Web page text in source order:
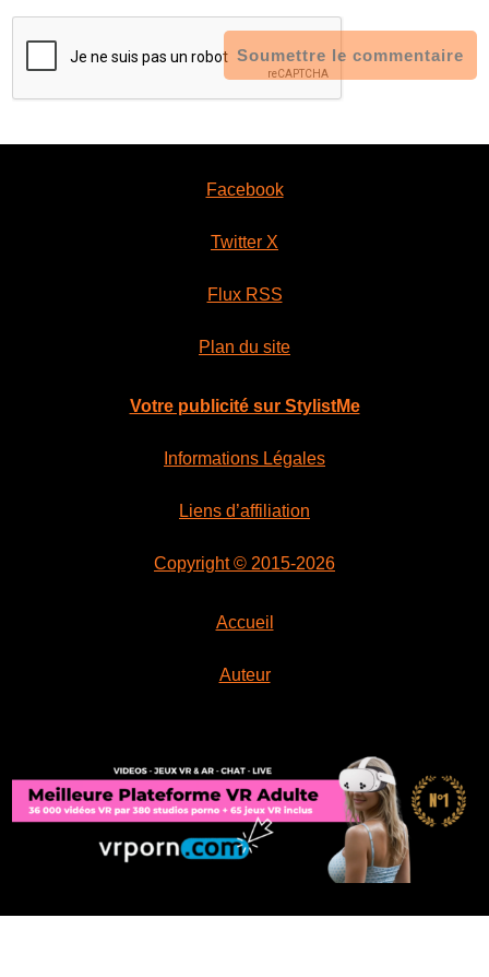
Soumettre le commentaire
Facebook
Twitter X
Flux RSS
Plan du site
Votre publicité sur StylistMe
Informations Légales
Liens d’affiliation
Copyright © 2015-2026
Accueil
Auteur